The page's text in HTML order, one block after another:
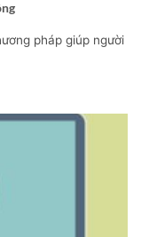
pháp giúp người